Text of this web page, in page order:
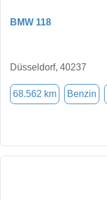
BMW 118
Düsseldorf, 40237
68.562 km Benzin